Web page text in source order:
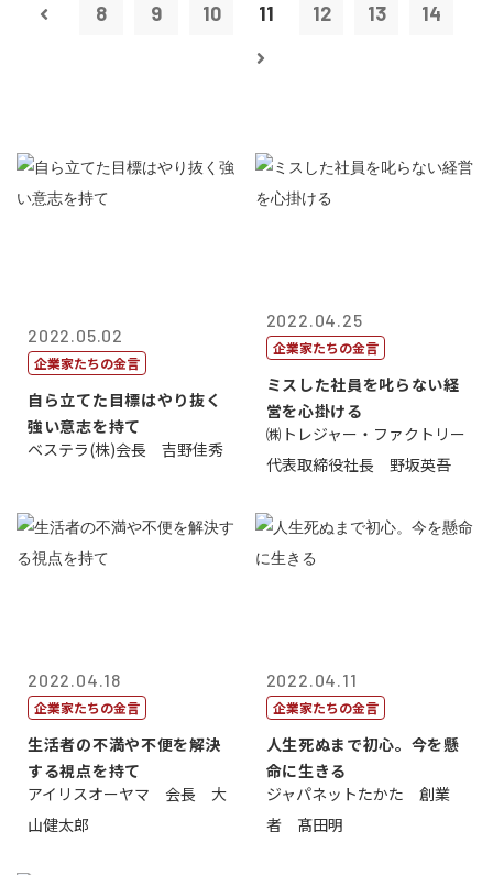
8 9 10 11 12 13 14
2022.05.02
企業家たちの金言
自ら立てた目標はやり抜く
強い意志を持て
ベステラ(株)会長 吉野佳秀
2022.04.25
企業家たちの金言
ミスした社員を叱らない経
営を心掛ける
㈱トレジャー・ファクトリー
代表取締役社長 野坂英吾
2022.04.18
企業家たちの金言
生活者の不満や不便を解決
する視点を持て
アイリスオーヤマ 会長 大
山健太郎
2022.04.11
企業家たちの金言
人生死ぬまで初心。今を懸
命に生きる
ジャパネットたかた 創業
者 髙田明